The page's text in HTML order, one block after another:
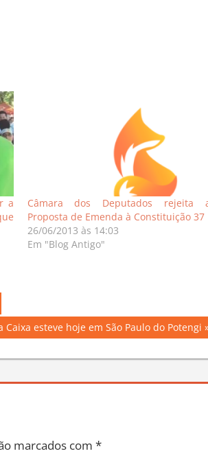
a
Câmara dos Deputados rejeita
Proposta de Emenda à Constituição 37
26/06/2013 às 14:03
Em "Blog Antigo"
Caixa esteve hoje em São Paulo do Potengi
marcados com *